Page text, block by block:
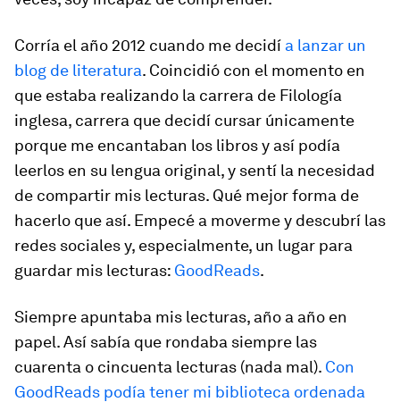
Corría el año 2012 cuando me decidí a lanzar un
blog de literatura. Coincidió con el momento en
que estaba realizando la carrera de Filología
inglesa, carrera que decidí cursar únicamente
porque me encantaban los libros y así podía
leerlos en su lengua original, y sentí la necesidad
de compartir mis lecturas. Qué mejor forma de
hacerlo que así. Empecé a moverme y descubrí las
redes sociales y, especialmente, un lugar para
guardar mis lecturas: GoodReads.
Siempre apuntaba mis lecturas, año a año en
papel. Así sabía que rondaba siempre las
cuarenta o cincuenta lecturas (nada mal). Con
GoodReads podía tener mi biblioteca ordenada